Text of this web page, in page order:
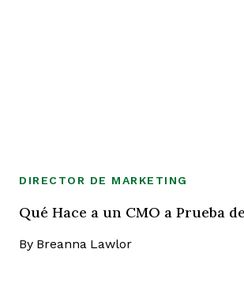
DIRECTOR DE MARKETING
Qué Hace a un CMO a Prueba
By Breanna Lawlor